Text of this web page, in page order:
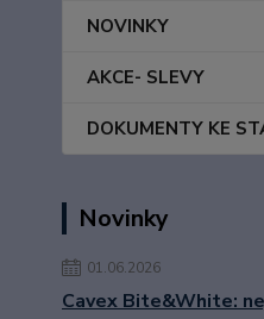
NOVINKY
AKCE- SLEVY
DOKUMENTY KE
Novinky
01.06.2026
Cavex Bite&White: